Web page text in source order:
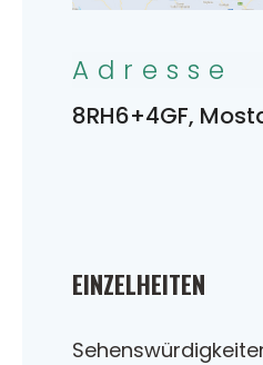
EINZELHEITEN
Adresse
8RH6+4GF,